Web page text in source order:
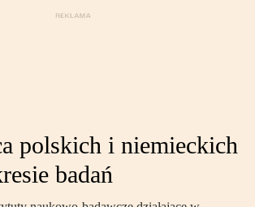
polskich i niemieckich
badań